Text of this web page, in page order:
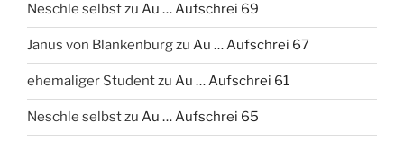
Neschle selbstzu Au … Aufschrei 69
Janus von Blankenburgzu Au … Aufschrei 67
ehemaliger Studentzu Au … Aufschrei 61
Neschle selbstzu Au … Aufschrei 65